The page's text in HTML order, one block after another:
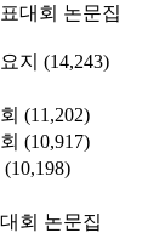
대회 논문집
지 (14,243)
(11,202)
(10,917)
(10,198)
회 논문집